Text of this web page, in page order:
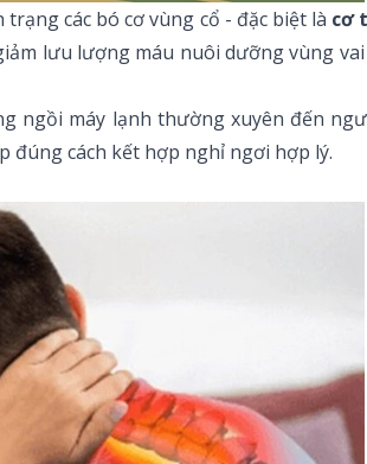
các bó cơ vùng cổ - đặc biệt là cơ
lưu lượng máu nuôi dưỡng vùng
ngồi máy lạnh thường xuyên đến
đúng cách kết hợp nghỉ ngơi hợp lý.